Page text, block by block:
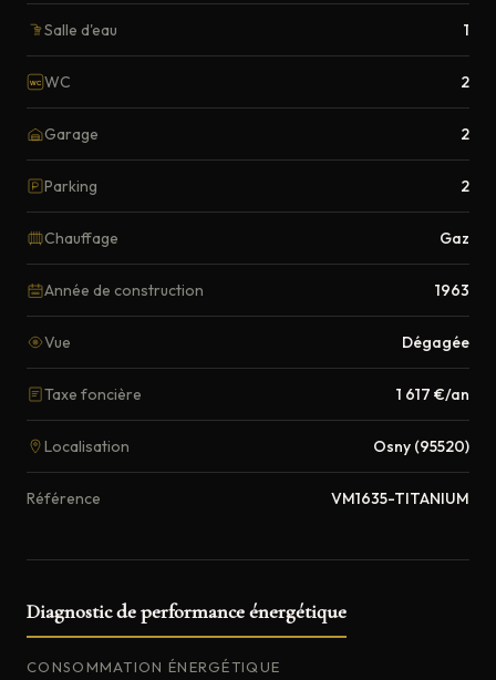
Salle d'eau 1
WC WC 2
Garage 2
Parking 2
Chauffage Gaz
Année de construction 1963
Vue Dégagée
Taxe foncière 1 617 €/an
Localisation Osny (95520)
Référence VM1635-TITANIUM
Diagnostic de performance énergétique
CONSOMMATION ÉNERGÉTIQUE